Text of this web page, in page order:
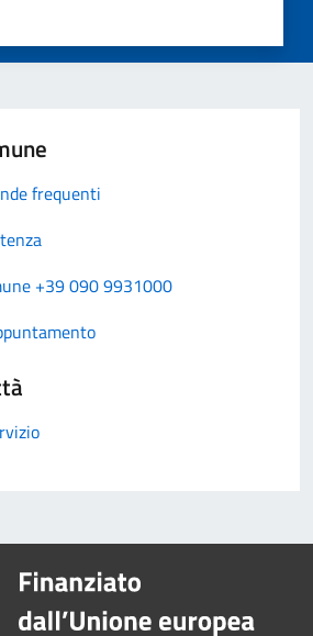
frequenti
+39 090 9931000